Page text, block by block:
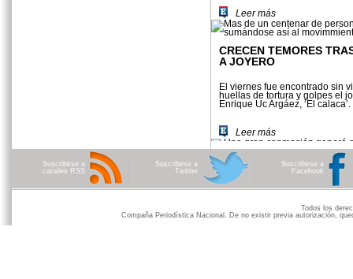
malecón h...
Leer más
CRECEN TEMORES
A JOYERO
El viernes fue encontrado sin
huellas de tortura y golpes el
Enrique Uc Argáez, ‘El calaca’.
Leer más
Suscribirse a
canales RSS
Suscribirse a
Twitter
Suscribirse a
Facebook
Todos los
Compaña Periodística Nacional. De no existir previa autorización,